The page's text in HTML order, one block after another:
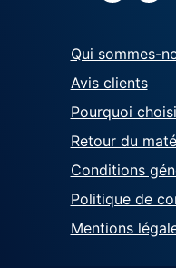
Qui sommes-
Avis clients
Pourquoi
Retour du
Conditions
Politique de
Mentions